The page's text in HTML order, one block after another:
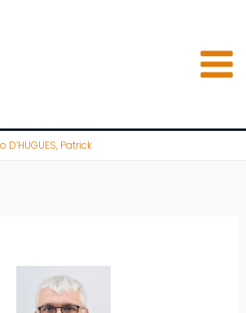
D’HUGUES, Patrick